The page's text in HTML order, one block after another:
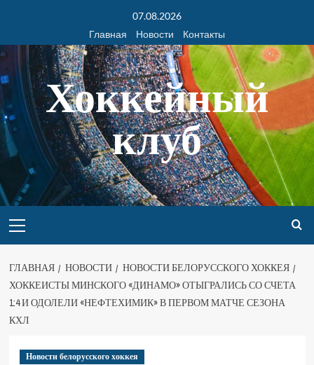
07.08.2026
Главная
Новости Контакты
Хоккейный
клуб
ГЛАВНАЯ НОВОСТИ
НОВОСТИ БЕЛОРУССКОГО ХОККЕЯ
ХОККЕИСТЫ МИНСКОГО «ДИНАМО» ОТЫГРАЛИСЬ СО СЧЕТА
1:4 И ОДОЛЕЛИ «НЕФТЕХИМИК» В ПЕРВОМ МАТЧЕ СЕЗОНА
КХЛ
Новости белорусского хоккея